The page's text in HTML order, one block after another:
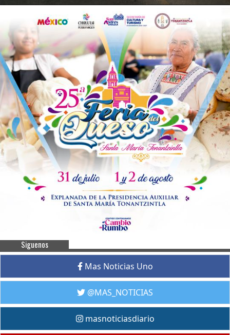
Siguenos
Mas Noticias Uno
@MAS_NOTICIAS
masnoticiasdiario